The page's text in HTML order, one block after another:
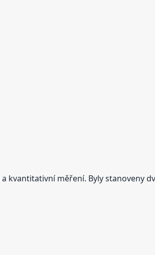
kvantitativní měření. Byly stanoveny